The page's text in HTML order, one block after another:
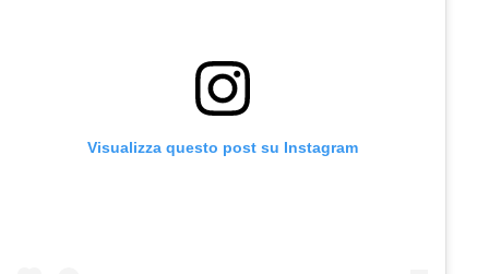
Visualizza questo post su Instagram